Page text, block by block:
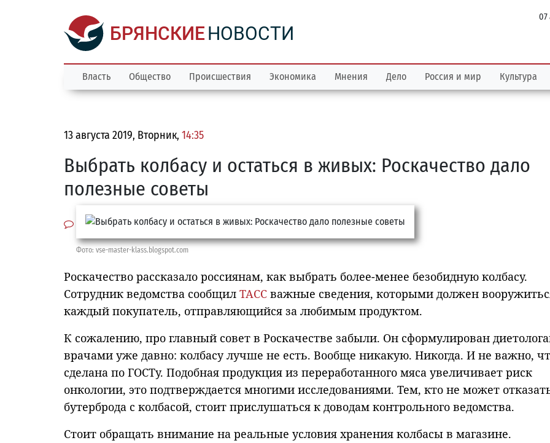
БРЯНСКИЕНОВОСТИ
07
Власть Общество Происшествия Экономика Мнения Дело Россия и мир Культура
13 августа 2019, Вторник, 14:35
Выбрать колбасу и остаться в живых: Роскачество дало
полезные советы
Фото: vse-master-klass.blogspot.com
Роскачество рассказало россиянам, как выбрать более-менее безобидную колбасу.
Сотрудник ведомства сообщил ТАСС важные сведения, которыми должен
каждый покупатель, отправляющийся за любимым продуктом.
К сожалению, про главный совет в Роскачестве забыли. Он сформулирован
врачами уже давно: колбасу лучше не есть. Вообще никакую. Никогда. И не важно,
сделана по ГОСТу. Подобная продукция из переработанного мяса увеличивает риск
онкологии, это подтверждается многими исследованиями. Тем, кто не может
бутерброда с колбасой, стоит прислушаться к доводам контрольного ведомства.
Стоит обращать внимание на реальные условия хранения колбасы в магазине.